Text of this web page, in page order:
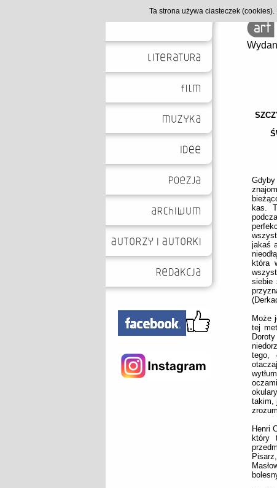
kas.
jakaś
która
siebie
Może
tej
tego,
takim,
Henri
który
Ta strona używa ciasteczek